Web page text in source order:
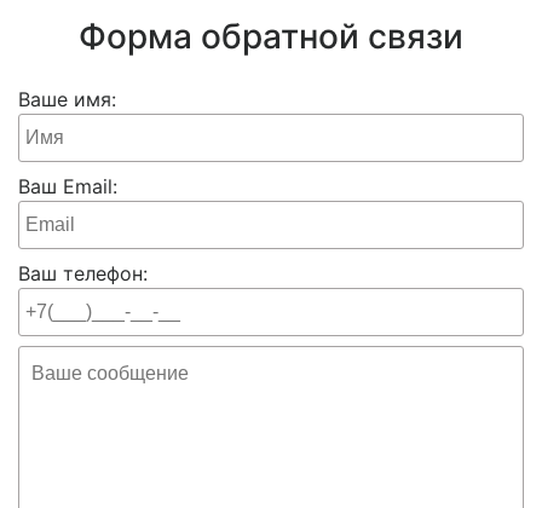
Форма обратной связи
Ваше имя:
Ваш Email:
Ваш телефон: